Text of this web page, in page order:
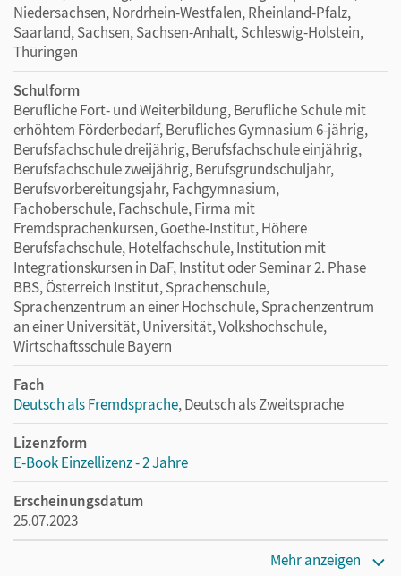
Nutzung der E-Books auf Ihrer Lernplattform
Sie möchten die E-Books auf Ihrer Lernplattform oder in
Ihrem Learning Management System (LMS) nutzen? Kein
Problem! Via LTI-Lizenz lassen sich die digitalen Ausgaben
ganz einfach in Ihr LMS integrieren. Melden Sie sich bitte bei
unseren Fachberater/-innen für die Erwachsenenbildung
untercornelsen.de/service/berater
Wir freuen uns auf Ihre Anfrage!
Niedersachsen, Nordrhein-Westfalen, Rheinland-Pfalz,
Saarland, Sachsen, Sachsen-Anhalt, Schleswig-Holstein,
Thüringen
Schulform
Berufliche Fort- und Weiterbildung, Berufliche Schule mit
erhöhtem Förderbedarf, Berufliches Gymnasium 6-jährig,
Berufsfachschule dreijährig, Berufsfachschule einjährig,
Berufsfachschule zweijährig, Berufsgrundschuljahr,
Berufsvorbereitungsjahr, Fachgymnasium,
Fachoberschule, Fachschule, Firma mit
Fremdsprachenkursen, Goethe-Institut, Höhere
Berufsfachschule, Hotelfachschule, Institution mit
Integrationskursen in DaF, Institut oder Seminar 2. Phase
BBS, Österreich Institut, Sprachenschule,
Sprachenzentrum an einer Hochschule, Sprachenzentrum
an einer Universität, Universität, Volkshochschule,
Wirtschaftsschule Bayern
Fach
Deutsch als Fremdsprache, Deutsch als Zweitsprache
Lizenzform
E-Book Einzellizenz - 2 Jahre
Erscheinungsdatum
25.07.2023
Mehr anzeigen